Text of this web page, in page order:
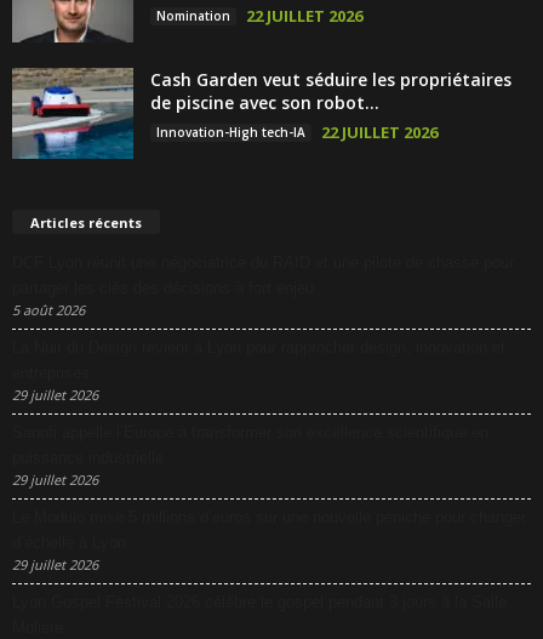
Nomination 22 JUILLET 2026
Cash Garden veut séduire les propriétaires
de piscine avec son robot...
Innovation-High tech-IA 22 JUILLET 2026
Articles récents
5 août 2026
29 juillet 2026
29 juillet 2026
29 juillet 2026